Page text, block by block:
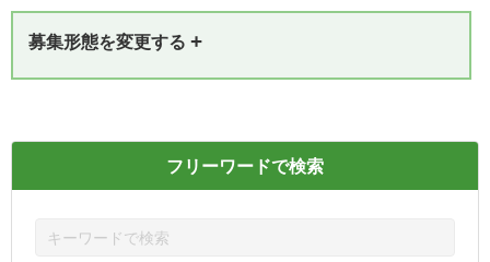
募集形態を変更する +
フリーワードで検索